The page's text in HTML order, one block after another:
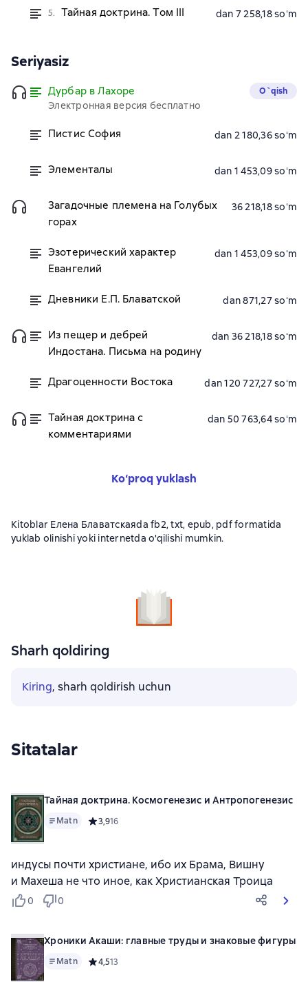
5. Тайная доктрина. Том III dan 7 258,18 soʻm
Seriyasiz
Дурбар в Лахоре
Электронная версия бесплатно
O`qish
Пистис София dan 2 180,36 soʻm
Элементалы dan 1 453,09 soʻm
Загадочные племена на Голубых
горах
36 218,18 soʻm
Эзотерический характер
Евангелий
dan 1 453,09 soʻm
Дневники Е.П. Блаватской dan 871,27 soʻm
Из пещер и дебрей
Индостана. Письма на родину
dan 36 218,18 soʻm
Драгоценности Востока dan 120 727,27 soʻm
Тайная доктрина с
комментариями
dan 50 763,64 soʻm
Ko‘proq yuklash
Kitoblar Елена Блаватскаяda fb2, txt, epub, pdf formatida
yuklab olinishi yoki internetda o'qilishi mumkin.
Sharh qoldiring
Kiring, sharh qoldirish uchun
Sitatalar
Тайная доктрина. Космогенезис и Антропогенезис
Matn Средний рейтинг 3,9 на основе 16 оценок
3,916
индусы почти христиане, ибо их Брама, Вишну
и Махеша не что иное, как Христианская Троица
0 0
Хроники Акаши: главные труды и знаковые фигуры
Matn Средний рейтинг 4,5 на основе 13 оценок
4,513